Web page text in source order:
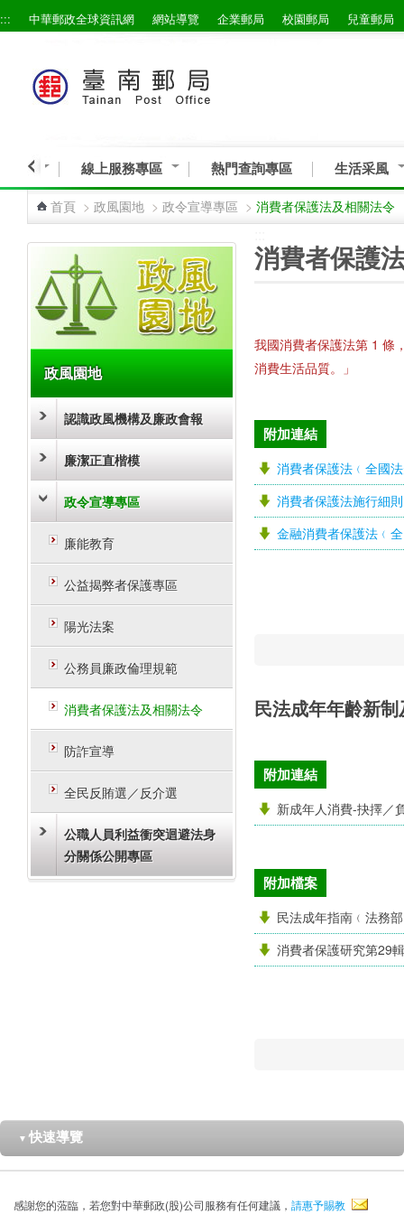
跳到主要內容區塊
::: 中華郵政全球資訊網 網站導覽 企業郵局 校園郵局 兒童郵局
服務 線上服務專區 熱門查詢專區 生活采風
首頁 > 政風園地 > 政令宣導專區 > 消費者保護法及相關法令
政風園地
認識政風機構及廉政會報
廉潔正直楷模
政令宣導專區
廉能教育
公益揭弊者保護專區
陽光法案
公務員廉政倫理規範
消費者保護法及相關法令
防詐宣導
全民反賄選／反介選
公職人員利益衝突迴避法身
分關係公開專區
消費者保護
我國消費者保護法第 1 條
消費生活品質。」
附加連結
消費者保護法﹙全國
消費者保護法施行細
金融消費者保護法﹙
民法成年年齡新
附加連結
新成年人消費-抉擇／
附加檔案
民法成年指南﹙法務
消費者保護研究第29
▼ 快速導覽
感謝您的蒞臨，若您對中華郵政(股)公司服務有任何建議， 請惠予賜教